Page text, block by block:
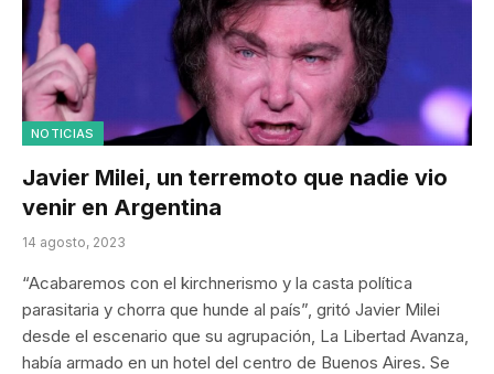
NOTICIAS
Javier Milei, un terremoto que nadie vio
venir en Argentina
14 agosto, 2023
“Acabaremos con el kirchnerismo y la casta política
parasitaria y chorra que hunde al país”, gritó Javier Milei
desde el escenario que su agrupación, La Libertad Avanza,
había armado en un hotel del centro de Buenos Aires. Se